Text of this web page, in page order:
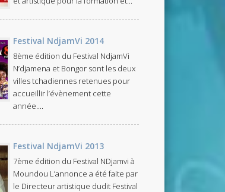
Festival NdjamVi 2014
8ème édition du Festival NdjamVi
N’djamena et Bongor sont les deux
villes tchadiennes retenues pour
accueillir l’évènement cette
année....
Festival NdjamVi 2013
7ème édition du Festival NDjamvi à
Moundou L’annonce a été faite par
le Directeur artistique dudit Festival